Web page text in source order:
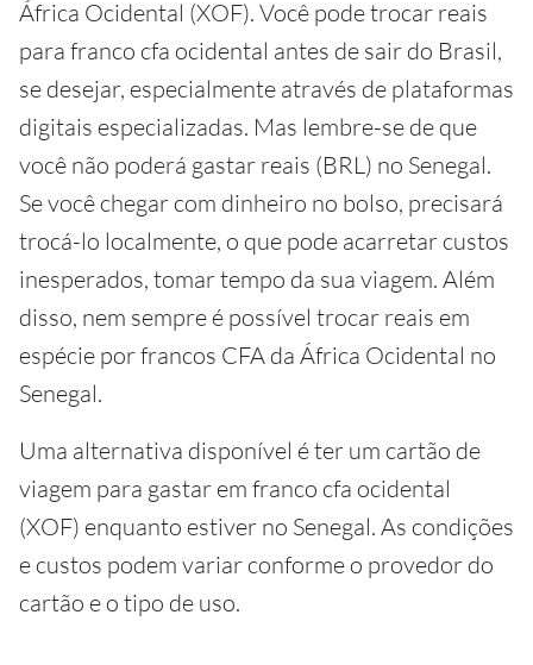
África Ocidental (XOF). Você pode trocar reais
para franco cfa ocidental antes de sair do Brasil,
se desejar, especialmente através de plataformas
digitais especializadas. Mas lembre-se de que
você não poderá gastar reais (BRL) no Senegal.
Se você chegar com dinheiro no bolso, precisará
trocá-lo localmente, o que pode acarretar custos
inesperados, tomar tempo da sua viagem. Além
disso, nem sempre é possível trocar reais em
espécie por francos CFA da África Ocidental no
Senegal.
Uma alternativa disponível é ter um cartão de
viagem para gastar em franco cfa ocidental
(XOF) enquanto estiver no Senegal. As condições
e custos podem variar conforme o provedor do
cartão e o tipo de uso.